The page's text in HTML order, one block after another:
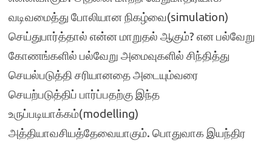
வடிவமைத்து போலியான நிகழ்வை(simulation)
செய்துபார்த்தால் என்ன மாறுதல் ஆகும்? என பல்வேறு
கோணங்களில் பல்வேறு அமைவுகளில் சிந்தித்து
செயல்படுத்தி சரியானதை அடையும்வரை
செயற்படுத்திப் பார்ப்பதற்கு இந்த
உருப்படியாக்கம்(modelling)
அத்தியாவசியத்தேவையாகும். பொதுவாக இயந்திர